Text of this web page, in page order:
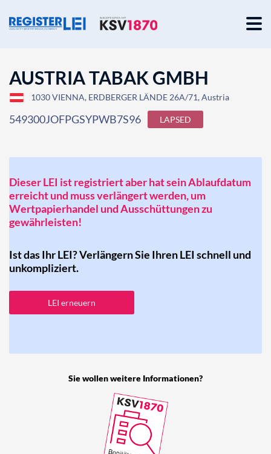
AUSTRIA TABAK GMBH
1030 VIENNA, ERDBERGER LÄNDE 26A/71, Austria
549300JOFPGSYPWB7S96 LAPSED
Dieser LEI ist registriert aber hat sein Ablaufdatum
erreicht und muss verlängert werden, um
Wertpapierhandel und Ausschüttungen zu
gewährleisten!
Ist das Ihr LEI? Verlängern Sie Ihren LEI schnell und
unkompliziert.
LEI erneuern
Sie wollen weitere Informationen?